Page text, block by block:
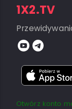
1X2.TV
Otwórz konto